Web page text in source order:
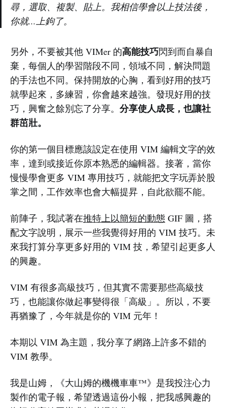
尋，選取、複製、貼上。我相信學會以上技法後，
你就...上鉤了。
另外，不要被其他 VIMer 的高能技巧閃到而自暴自
棄，每個人的學習階段不同，領域不同，解決問題
的手法也不同。保持開放的心胸，看到好用的技巧
就學起來，多練習，你會越來越強。發現好用的技
巧，興奮之餘別忘了分享。 分享使人成長，也讓社
群茁壯。
你的第一個目標應該設定在使用 VIM 編輯文字的效
率，達到或接近你原本熟悉的編輯器。接著，當你
慢慢學會更多 VIM 專用技巧，就能把文字玩弄於股
掌之間，工作效率也會大幅提昇，自此欲罷不能。
前陣子，我試著在推特上以簡短的動態 GIF 圖，搭
配文字說明，展示一些我覺得好用的 VIM 技巧。未
來我打算分享更多好用的 VIM 技，希望引起更多人
的興趣。
VIM 有很多高級技巧，但其實不需要那些高級技
巧，也能讓你做起事變得很「高級」。所以，不要
再猶豫了，今年就是你的 VIM 元年！
本期以 VIM 為主題，我分享了網路上許多不錯的
VIM 教學。
我是山姆，《大山姆的機機車車™》是我投注心力
製作的電子報，希望透過這份小報，把我感興趣的